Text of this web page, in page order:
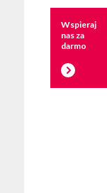
Wspieraj
nas za
darmo